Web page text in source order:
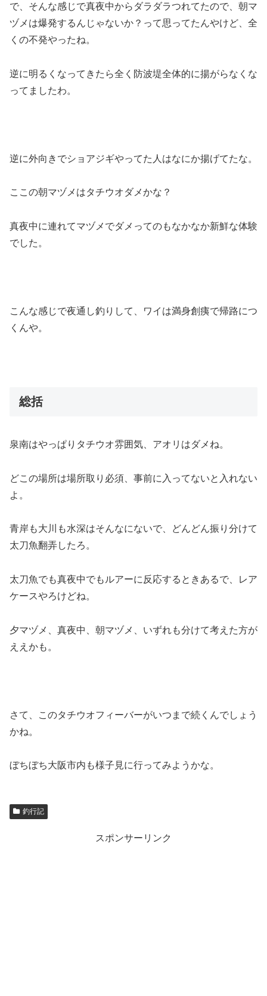
で、そんな感じで真夜中からダラダラつれてたので、朝マ
ヅメは爆発するんじゃないか？って思ってたんやけど、全
くの不発やったね。
逆に明るくなってきたら全く防波堤全体的に揚がらなくな
ってましたわ。
逆に外向きでショアジギやってた人はなにか揚げてたな。
ここの朝マヅメはタチウオダメかな？
真夜中に連れてマヅメでダメってのもなかなか新鮮な体験
でした。
こんな感じで夜通し釣りして、ワイは満身創痍で帰路につ
くんや。
総括
泉南はやっぱりタチウオ雰囲気、アオリはダメね。
どこの場所は場所取り必須、事前に入ってないと入れない
よ。
青岸も大川も水深はそんなにないで、どんどん振り分けて
太刀魚翻弄したろ。
太刀魚でも真夜中でもルアーに反応するときあるで、レア
ケースやろけどね。
夕マヅメ、真夜中、朝マヅメ、いずれも分けて考えた方が
ええかも。
さて、このタチウオフィーバーがいつまで続くんでしょう
かね。
ぼちぼち大阪市内も様子見に行ってみようかな。
釣行記
スポンサーリンク